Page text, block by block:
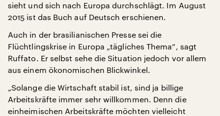
sieht und sich nach Europa durchschlägt. Im August
2015 ist das Buch auf Deutsch erschienen.
Auch in der brasilianischen Presse sei die
Flüchtlingskrise in Europa „tägliches Thema“, sagt
Ruffato. Er selbst sehe die Situation jedoch vor allem
aus einem ökonomischen Blickwinkel.
„Solange die Wirtschaft stabil ist, sind ja billige
Arbeitskräfte immer sehr willkommen. Denn die
einheimischen Arbeitskräfte möchten vielleicht